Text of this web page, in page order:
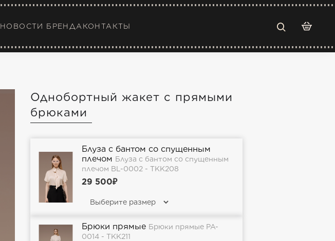
НОВОСТИ БРЕНДА КОНТАКТЫ
Однобортный жакет с прямыми
брюками
Блуза с бантом со спущенным
плечом Блуза с бантом со спущенным
плечом BL-0002 - TKK208
29 500₽
Брюки прямые Брюки прямые PA-
0014 - TKK211